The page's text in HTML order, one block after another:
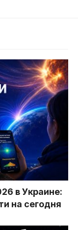
в Украине:
на сегодня